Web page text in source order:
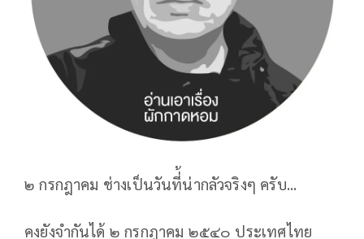
๒ กรกฎาคม ช่างเป็นวันที่้น่ากลัวจริงๆ ครับ...
คงยังจำกันได้ ๒ กรกฎาคม ๒๕๔๐ ประเทศไทย